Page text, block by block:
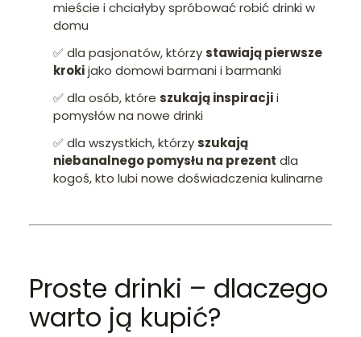
mieście i chciałyby spróbować robić drinki w
domu
✅ dla pasjonatów, którzystawiają pierwsze
krokijako domowi barmani i barmanki
✅ dla osób, które szukają inspiracjii
pomysłów na nowe drinki
✅ dla wszystkich, którzyszukają
niebanalnego pomysłu na prezent dla
kogoś, kto lubi nowe doświadczenia kulinarne
Proste drinki – dlaczego
warto ją kupić?